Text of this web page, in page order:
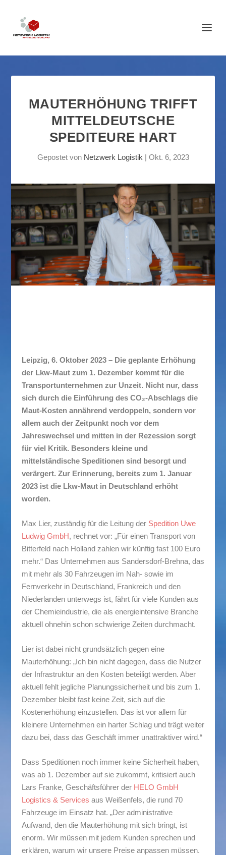
MAUTERHÖHUNG TRIFFT
MITTELDEUTSCHE
SPEDITEURE HART
Gepostet von Netzwerk Logistik | Okt. 6, 2023
Leipzig, 6. Oktober 2023 – Die geplante Erhöhung
der Lkw-Maut zum 1. Dezember kommt für die
Transportunternehmen zur Unzeit. Nicht nur, dass
sich durch die Einführung des CO₂-Abschlags die
Maut-Kosten annährend verdoppeln, sondern vor
allem auch der Zeitpunkt noch vor dem
Jahreswechsel und mitten in der Rezession sorgt
für viel Kritik. Besonders kleine und
mittelständische Speditionen sind besorgt und
verärgert. Zur Erinnerung, bereits zum 1. Januar
2023 ist die Lkw-Maut in Deutschland erhöht
worden.
Max Lier, zuständig für die Leitung der Spedition Uwe
Ludwig GmbH, rechnet vor: „Für einen Transport von
Bitterfeld nach Holland zahlen wir künftig fast 100 Euro
mehr.“ Das Unternehmen aus Sandersdorf-Brehna, das
mit mehr als 30 Fahrzeugen im Nah- sowie im
Fernverkehr in Deutschland, Frankreich und den
Niederlanden unterwegs ist, fährt für viele Kunden aus
der Chemieindustrie, die als energieintensive Branche
aktuell ohnehin schon schwierige Zeiten durchmacht.
Lier ist dabei nicht grundsätzlich gegen eine
Mauterhöhung: „Ich bin nicht dagegen, dass die Nutzer
der Infrastruktur an den Kosten beteiligt werden. Aber
aktuell fehlt jegliche Planungssicherheit und bis zum 1.
Dezember bleibt fast keine Zeit, sich auf die
Kostenerhöhung einzustellen. Das ist vor allem für
kleinere Unternehmen ein harter Schlag und trägt weiter
dazu bei, dass das Geschäft immer unattraktiver wird.“
Dass Speditionen noch immer keine Sicherheit haben,
was ab 1. Dezember auf sie zukommt, kritisiert auch
Lars Franke, Geschäftsführer der HELO GmbH
Logistics & Services aus Weißenfels, die rund 70
Fahrzeuge im Einsatz hat. „Der administrative
Aufwand, den die Mauterhöhung mit sich bringt, ist
enorm. Wir müssen mit jedem Kunden sprechen und
erklären, warum wir unsere Preise anpassen müssen.